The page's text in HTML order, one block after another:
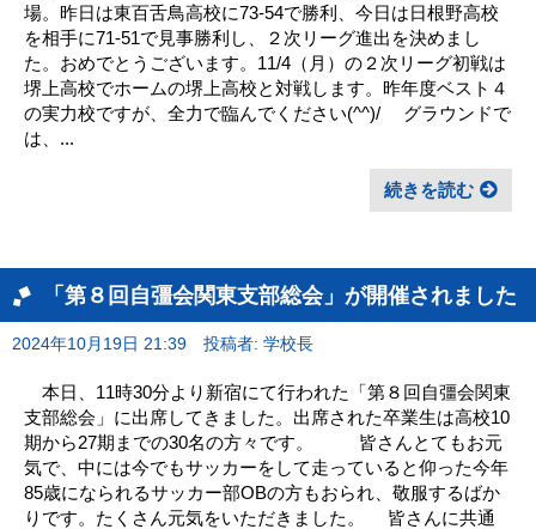
場。昨日は東百舌鳥高校に73-54で勝利、今日は日根野高校
を相手に71-51で見事勝利し、２次リーグ進出を決めまし
た。おめでとうございます。11/4（月）の２次リーグ初戦は
堺上高校でホームの堺上高校と対戦します。昨年度ベスト４
の実力校ですが、全力で臨んでください(^^)/ グラウンドで
は、...
続きを読む
「第８回自彊会関東支部総会」が開催されました
2024年10月19日 21:39 投稿者: 学校長
本日、11時30分より新宿にて行われた「第８回自彊会関東
支部総会」に出席してきました。出席された卒業生は高校10
期から27期までの30名の方々です。 皆さんとてもお元
気で、中には今でもサッカーをして走っていると仰った今年
85歳になられるサッカー部OBの方もおられ、敬服するばか
りです。たくさん元気をいただきました。 皆さんに共通